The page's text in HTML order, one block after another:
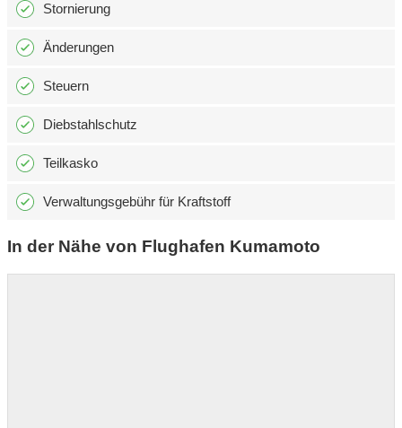
Stornierung
Änderungen
Steuern
Diebstahlschutz
Teilkasko
Verwaltungsgebühr für Kraftstoff
In der Nähe von Flughafen Kumamoto